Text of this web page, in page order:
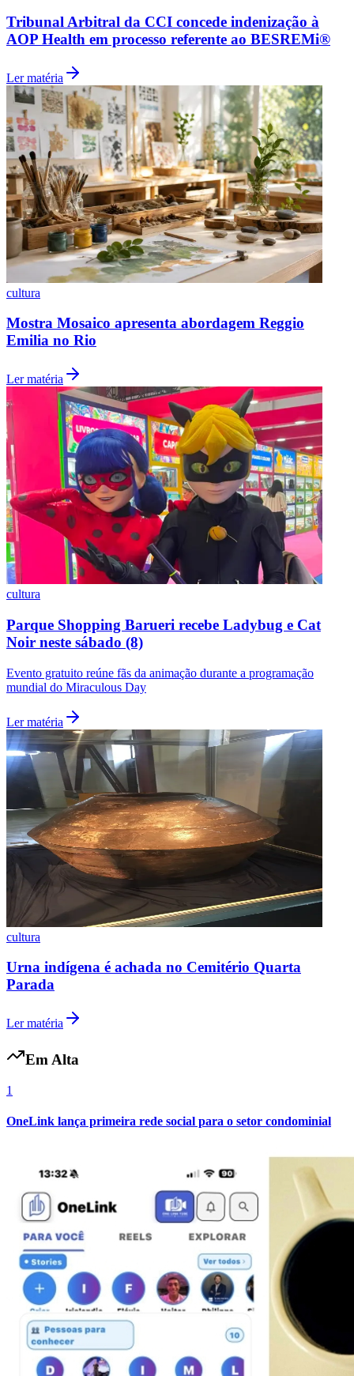
Santos
Flamengo
Tribunal Arbitral da CCI concede indenização à
AOP Health em processo referente ao BESREMi®
Ler matéria
cultura
Mostra Mosaico apresenta abordagem Reggio
Emilia no Rio
Ler matéria
cultura
Parque Shopping Barueri recebe Ladybug e Cat
Noir neste sábado (8)
Evento gratuito reúne fãs da animação durante a programação
mundial do Miraculous Day
Ler matéria
cultura
Urna indígena é achada no Cemitério Quarta
Parada
Ler matéria
Em Alta
1
OneLink lança primeira rede social para o setor condominial